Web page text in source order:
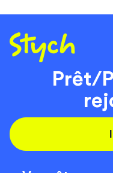
Prêt/